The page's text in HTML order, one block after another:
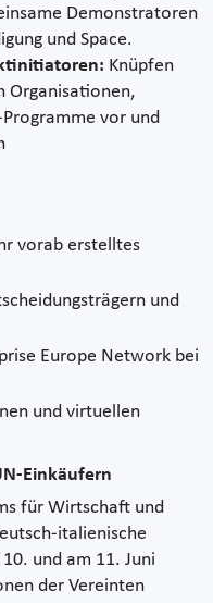
Demonstratoren
und Space.
Knüpfen
Organisationen,
vor und
vorab erstelltes
und
Europe Network bei
und virtuellen
für Wirtschaft und
italienische
und am 11. Juni
der Vereinten